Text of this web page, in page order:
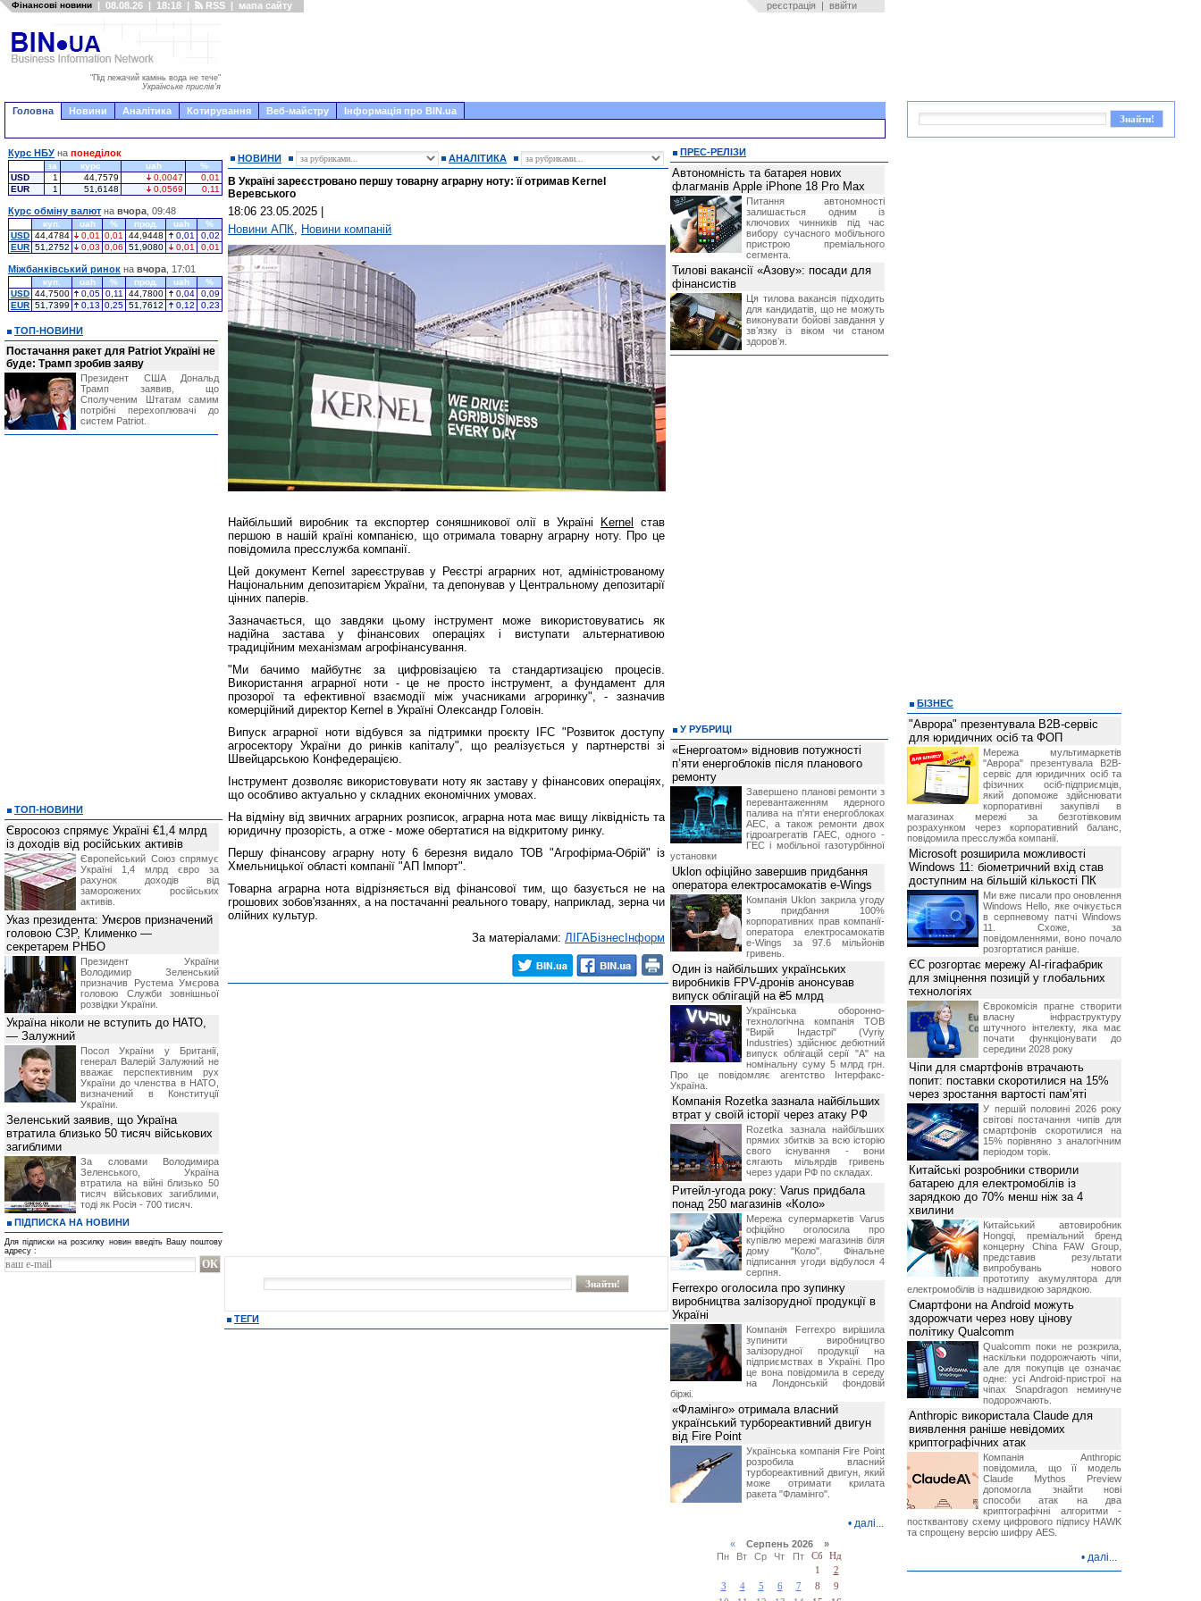
Фінансові новини | 08.08.26 | 18:18 | RSS | мапа сайту реєстрація | ввійти
"Під лежачий камінь вода не тече"
Українське прислів'я
Головна Новини Аналітика Котирування Веб-майстру Інформація про BIN.ua
НОВИНИ АНАЛІТИКА
В Україні зареєстровано першу товарну аграрну ноту: її отримав Kernel
Веревського
18:06 23.05.2025
Новини АПК, Новини компаній
Найбільший виробник та експортер соняшникової олії в Україні Kernel
став
першою в нашій країні компанією, що отримала товарну аграрну ноту. Про це
повідомила пресслужба компанії.
Цей документ Kernel зареєстрував у Реєстрі аграрних нот, адміністрованому
Національним депозитарієм України, та депонував у Центральному депозитарії
цінних паперів.
Зазначається, що завдяки цьому інструмент може використовуватись як
надійна застава у фінансових операціях і виступати альтернативою
традиційним механізмам агрофінансування.
"Ми бачимо майбутнє за цифровізацією та стандартизацією процесів.
Використання аграрної ноти - це не просто інструмент, а фундамент для
прозорої та ефективної взаємодії між учасниками агроринку", - зазначив
комерційний директор Kernel в Україні Олександр Головін.
Випуск аграрної ноти відбувся за підтримки проєкту IFC "Розвиток доступу
агросектору України до ринків капіталу", що реалізується у партнерстві зі
Швейцарською Конфедерацією.
Інструмент дозволяє використовувати ноту як заставу у фінансових операціях,
що особливо актуально у складних економічних умовах.
На відміну від звичних аграрних розписок, аграрна нота має вищу ліквідність та
юридичну прозорість, а отже - може обертатися на відкритому ринку.
Першу фінансову аграрну ноту 6 березня видало ТОВ "Агрофірма-Обрій" із
Хмельницької області компанії "АП Імпорт".
Товарна аграрна нота відрізняється від фінансової тим, що базується не на
грошових зобов'язаннях, а на постачанні реального товару, наприклад, зерна чи
олійних культур.
За матеріалами: ЛIГАБiзнесIнформ
ТЕГИ
Курс НБУ на понеділок
за курс uah
%
USD
1 44,7579 0,0047
0,01
EUR
1 51,6148 0,0569 0,11
Курс обміну валют на вчора , 09:48
куп. uah % прод. uah
%
USD 44,4784 0,01 0,01 44,9448 0,01
0,02
EUR 51,2752 0,03 0,06 51,9080 0,01 0,01
Міжбанківський ринок на вчора , 17:01
куп. uah % прод. uah
%
USD 44,7500 0,05 0,11 44,7800 0,04
0,09
EUR 51,7399 0,13 0,25 51,7612 0,12 0,23
ТОП-НОВИНИ
Постачання ракет для Patriot Україні не
буде: Трамп зробив заяву
Президент США Дональд
Трамп заявив, що
Сполученим Штатам самим
потрібні перехоплювачі до
систем Patriot.
ТОП-НОВИНИ
Євросоюз спрямує Україні €1,4 млрд
із доходів від російських активів
Європейський Союз спрямує
Україні 1,4 млрд євро за
рахунок доходів від
заморожених російських
активів.
Указ президента: Умєров призначений
головою СЗР, Клименко —
секретарем РНБО
Президент України
Володимир Зеленський
призначив Pустема Умєрова
головою Служби зовнішньої
розвідки України.
Україна ніколи не вступить до НАТО,
— Залужний
Посол України у Британії,
генерал Валерій Залужний не
вважає перспективним рух
України до членства в НАТО,
визначений в Конституції
України.
Зеленський заявив, що Україна
втратила близько 50 тисяч військових
загиблими
За словами Володимира
Зеленського, Україна
втратила на війні близько 50
тисяч військових загиблими,
тоді як Росія - 700 тисяч.
ПІДПИСКА НА НОВИНИ
Для підписки на розсилку новин введіть Вашу поштову
адресу :
ПРЕС-РЕЛІЗИ
Автономність та батарея нових
флагманів Apple iPhone 18 Pro Max
Питання автономності
залишається одним із
ключових чинників під час
вибору сучасного мобільного
пристрою преміального
сегмента.
Тилові вакансії «Азову»: посади для
фінансистів
Ця тилова вакансія підходить
для кандидатів, що не можуть
виконувати бойові завдання у
звʼязку із віком чи станом
здоровʼя.
У РУБРИЦІ
«Енергоатом» відновив потужності
п’яти енергоблоків після планового
ремонту
Завершено планові ремонти з
перевантаженням ядерного
палива на п'яти енергоблоках
АЕС, а також ремонти двох
гідроагрегатів ГАЕС, одного -
ГЕС і мобільної газотурбінної
установки
Uklon офіційно завершив придбання
оператора електросамокатів e-Wings
Компанія Uklon закрила угоду
з придбання 100%
корпоративних прав компанії-
оператора електросамокатів
e-Wings за 97.6 мільйонів
гривень.
Один із найбільших українських
виробників FPV-дронів анонсував
випуск облігацій на ₴5 млрд
Українська оборонно-
технологічна компанія ТОВ
"Вирій Індастрі" (Vyriy
Industries) здійснює дебютний
випуск облігацій серії "А" на
номінальну суму 5 млрд грн.
Про це повідомляє агентство Інтерфакс-
Україна.
Компанія Rozetka зазнала найбільших
втрат у своїй історії через атаку РФ
Rozetka зазнала найбільших
прямих збитків за всю історію
свого існування - вони
сягають мільярдів гривень
через удари РФ по складах.
Ритейл-угода року: Varus придбала
понад 250 магазинів «Коло»
Мережа супермаркетів Varus
офіційно оголосила про
купівлю мережі магазинів біля
дому "Коло". Фінальне
підписання угоди відбулося 4
серпня.
Ferrexpo оголосила про зупинку
виробництва залізорудної продукції в
Україні
Компанія Ferrexpo вирішила
зупинити виробництво
залізорудної продукції на
підприємствах в Україні. Про
це вона повідомила в середу
на Лондонській фондовій
біржі.
«Фламінго» отримала власний
український турбореактивний двигун
від Fire Point
Українська компанія Fire Point
розробила власний
турбореактивний двигун, який
може отримати крилата
ракета "Фламінго".
• далі...
«Серпень 2026 »
Пн
Вт Ср Чт Пт Сб
Нд
1
2
3
4 5 6 7 8
9
БІЗНЕС
"Аврора" презентувала B2B-сервіс
для юридичних осіб та ФОП
Мережа мультимаркетів
"Аврора" презентувала B2B-
сервіс для юридичних осіб та
фізичних осіб-підприємців,
який допоможе здійснювати
корпоративні закупівлі в
магазинах мережі за безготівковим
розрахунком через корпоративний баланс,
повідомила пресслужба компанії.
Microsoft розширила можливості
Windows 11: біометричний вхід став
доступним на більшій кількості ПК
Ми вже писали про оновлення
Windows Hello, яке очікується
в серпневому патчі Windows
11. Схоже, за
повідомленнями, воно почало
розгортатися раніше.
ЄС розгортає мережу AI-гігафабрик
для зміцнення позицій у глобальних
технологіях
Єврокомісія прагне створити
власну інфраструктуру
штучного інтелекту, яка має
почати функціонувати до
середини 2028 року
Чіпи для смартфонів втрачають
попит: поставки скоротилися на 15%
через зростання вартості пам’яті
У першій половині 2026 року
світові постачання чипів для
смартфонів скоротилися на
15% порівняно з аналогічним
періодом торік.
Китайські розробники створили
батарею для електромобілів із
зарядкою до 70% менш ніж за 4
хвилини
Китайський автовиробник
Hongqi, преміальний бренд
концерну China FAW Group,
представив результати
випробувань нового
прототипу акумулятора для
електромобілів із надшвидкою зарядкою.
Смартфони на Android можуть
здорожчати через нову цінову
політику Qualcomm
Qualcomm поки не розкрила,
наскільки подорожчають чіпи,
але для покупців це означає
одне: усі Android-пристрої на
чіпах Snapdragon неминуче
подорожчають.
Anthropic використала Claude для
виявлення раніше невідомих
криптографічних атак
Компанія Anthropic
повідомила, що її модель
Claude Mythos Preview
допомогла знайти нові
способи атак на два
криптографічні алгоритми -
постквантову схему цифрового підпису HAWK
та спрощену версію шифру AES.
• далі...